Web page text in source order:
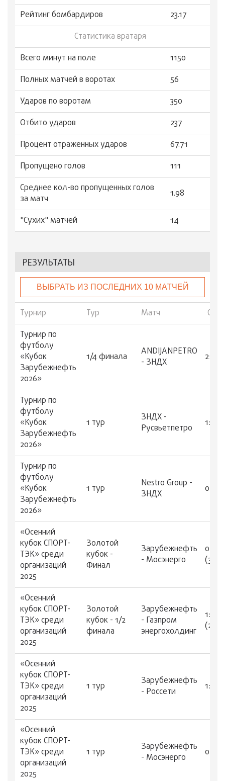
Рейтинг бомбардиров
23.17
Статистика вратаря
Всего минут на поле
1150
Полных матчей в воротах
56
Ударов по воротам
350
Отбито ударов
237
Процент отраженных ударов
67.71
Пропущено голов
111
Среднее кол-во пропущенных голов
за матч
1.98
"Сухиx" матчей 14
РЕЗУЛЬТАТЫ
ВЫБРАТЬ ИЗ ПОСЛЕДНИХ 10 МАТЧЕЙ
Турнир Тур Матч
Счет
Турнир по
футболу
«Кубок
Зарубежнефть
2026»
1/4 финала
ANDIJANPETRO
- ЗНДХ
2:0
Турнир по
футболу
«Кубок
Зарубежнефть
2026»
1 тур
ЗНДХ -
Русвьетпетро
1:1
Турнир по
футболу
«Кубок
Зарубежнефть
2026»
1 тур
Nestro Group -
ЗНДХ
0:0
«Осенний
кубок СПОРТ-
ТЭК» среди
организаций
2025
Золотой
кубок -
Финал
Зарубежнефть
- Мосэнерго
0:0
(3:2)
«Осенний
кубок СПОРТ-
ТЭК» среди
организаций
2025
Золотой
кубок - 1/2
финала
Зарубежнефть
- Газпром
энергохолдинг
1:1
(2:1)
«Осенний
кубок СПОРТ-
ТЭК» среди
организаций
2025
1 тур
Зарубежнефть
- Россети
1:0
«Осенний
кубок СПОРТ-
ТЭК» среди
организаций
2025
1 тур
Зарубежнефть
- Мосэнерго
0:1